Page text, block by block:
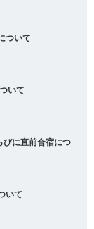
ついて
いて
びに直前合宿につ
いて